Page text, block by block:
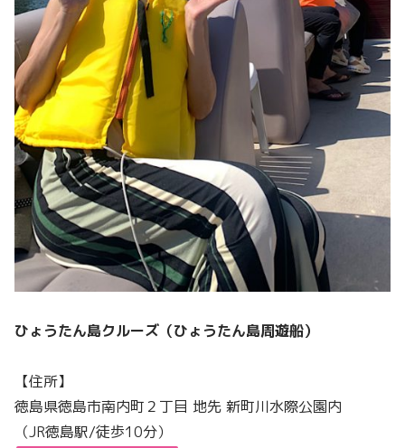
ひょうたん島クルーズ（ひょうたん島周遊船）
【住所】
徳島県徳島市南内町２丁目 地先 新町川水際公園内
（JR徳島駅/徒歩10分）